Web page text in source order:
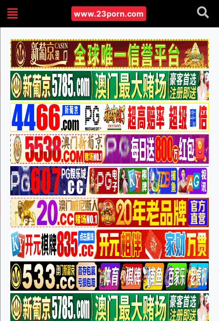
www.23porn.com